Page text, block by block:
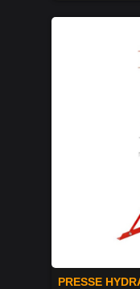
PRESSE